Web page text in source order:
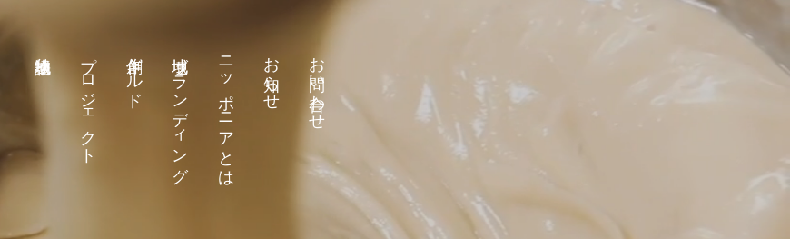
お問い合わせ
お知らせ
ニッポニアとは
地域ブランディング
創作ギルド
プロジェクト
地域物語り